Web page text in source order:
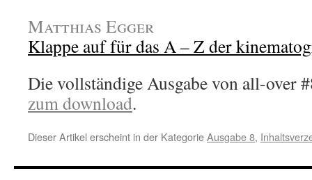
Matthias Egger
Klappe auf für das A – Z der
Die vollständige Ausgabe von all-over
zum download.
Dieser Artikel erscheint in der KategorieAusgabe 8,